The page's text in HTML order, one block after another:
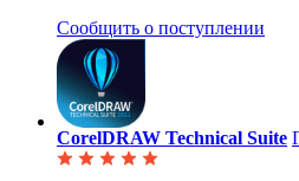
Сообщить о поступлении
CorelDRAW Technical Suite